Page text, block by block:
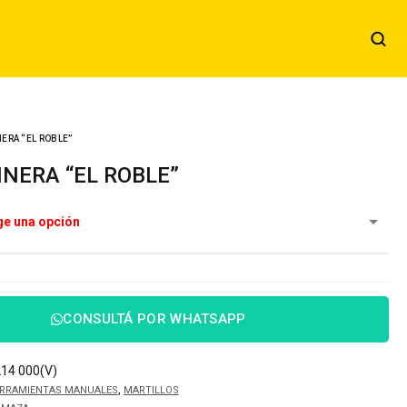
“EL ROBLE”
“EL ROBLE”
CONSULTÁ POR WHATSAPP
000(V)
MANUALES, MARTILLOS